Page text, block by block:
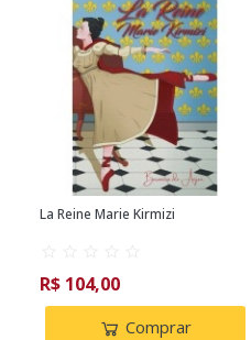
La Reine Marie Kirmizi
R$ 104,00
Comprar